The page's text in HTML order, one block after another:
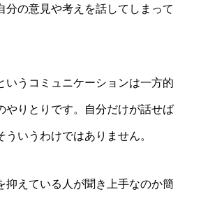
分の意見や考えを話してしまって
いうコミュニケーションは一方的
やりとりです。自分だけが話せば
いうわけではありません。
抑えている人が聞き上手なのか簡